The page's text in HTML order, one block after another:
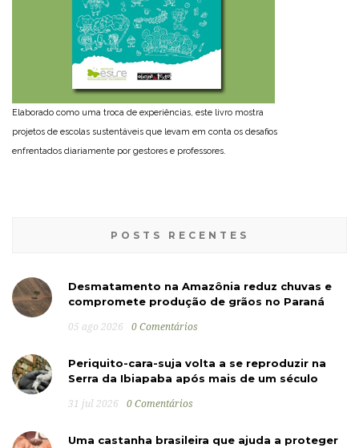
Elaborado como uma troca de experiências, este livro mostra
projetos de escolas sustentáveis que levam em conta os desafios
enfrentados diariamente por gestores e professores.
POSTS RECENTES
Desmatamento na Amazônia reduz chuvas e
compromete produção de grãos no Paraná
05 ago 2026 0 Comentários
Periquito-cara-suja volta a se reproduzir na
Serra da Ibiapaba após mais de um século
31 jul 2026 0 Comentários
Uma castanha brasileira que ajuda a proteger